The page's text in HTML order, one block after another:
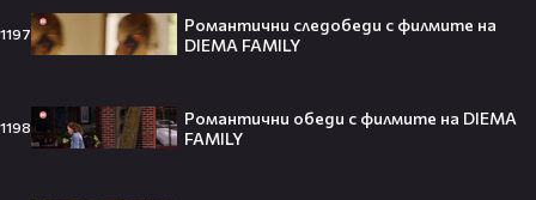
1197
Романтични следобеди с филмите на
DIEMA FAMILY
1198
Романтични обеди с филмите на DIEMA
FAMILY
„Papaoutai“ всъщност не е изпят
от човек!
Елиът Пейдж разкри истинската